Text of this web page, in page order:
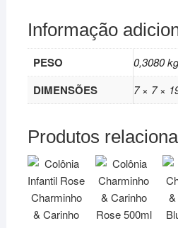
Informação
PESO 0,3080 kg
DIMENSÕES 7 × 7 ×
Produtos